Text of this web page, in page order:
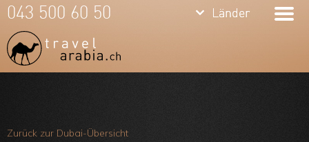
Team
keyboard_arrow_down Länder
keyboard_arrow_down Länder
043 500 60 50
Zurück zur Dubai-Übersicht